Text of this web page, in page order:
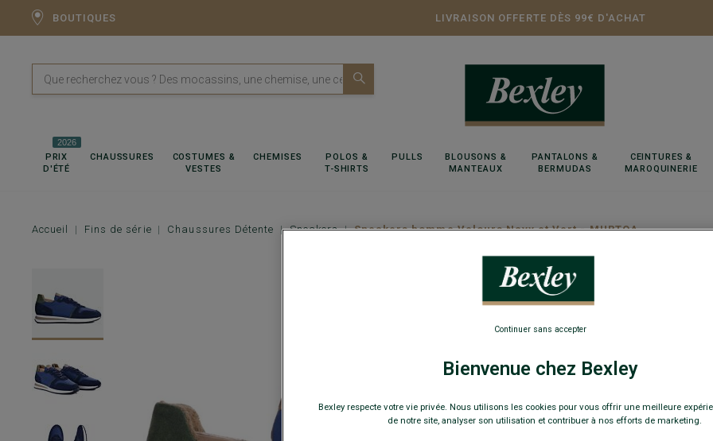
BOUTIQUES LIVRAISON OFFERTE DÈS 99€ D'ACHAT
PRIX
D'ÉTÉ
2026
CHAUSSURES
COSTUMES &
VESTES
CHEMISES
POLOS &
T-SHIRTS
PULLS
BLOUSONS &
MANTEAUX
PANTALONS &
BERMUDAS
CEINTURES &
MAROQUINERIE
Accueil Fins de série Chaussures Détente Sneakers Sneakers homme Velours Navy et Vert - MURTOA
Bienvenue chez Bexley
Bexley respecte votre vie privée. Nous utilisons les cookies pour vous offrir une meilleure
de notre site, analyser son utilisation et contribuer à nos efforts de marketing.
Continuer sans accepter